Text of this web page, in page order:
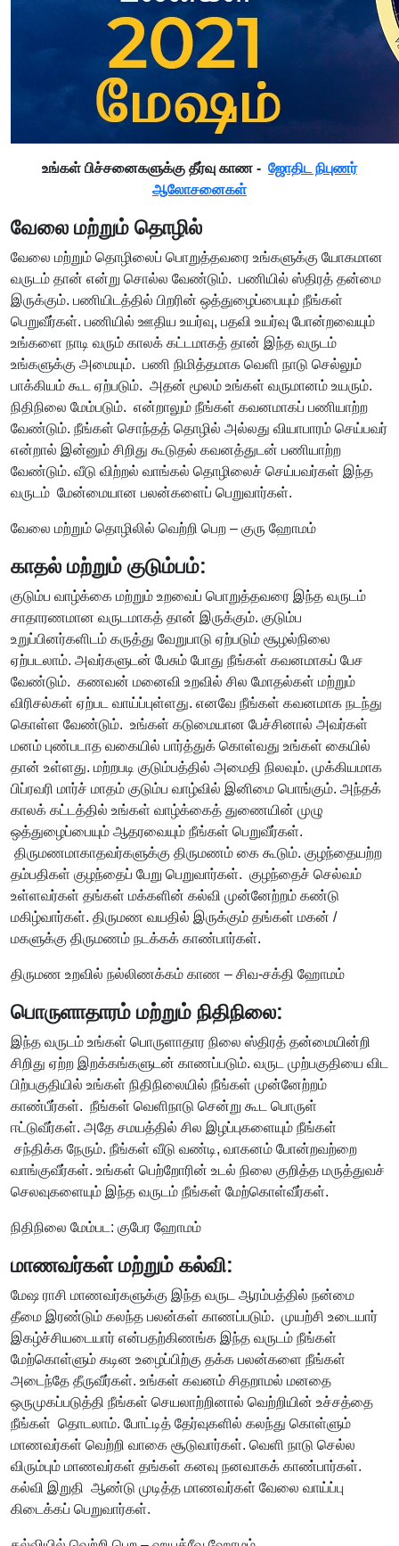
உங்கள் பிச்சனைகளுக்கு தீர்வு காண - ஜோதிட நிபுணர்
ஆலோசனைகள்
வேலை மற்றும் தொழில்
வேலை மற்றும் தொழிலைப் பொறுத்தவரை உங்களுக்கு யோகமான
வருடம் தான் என்று சொல்ல வேண்டும். பணியில் ஸ்திரத் தன்மை
இருக்கும். பணியிடத்தில் பிறரின் ஒத்துழைப்பையும் நீங்கள்
பெறுவீர்கள். பணியில் ஊதிய உயர்வு, பதவி உயர்வு போன்றவையும்
உங்களை நாடி வரும் காலக் கட்டமாகத் தான் இந்த வருடம்
உங்களுக்கு அமையும். பணி நிமித்தமாக வெளி நாடு செல்லும்
பாக்கியம் கூட ஏற்படும். அதன் மூலம் உங்கள் வருமானம் உயரும்.
நிதிநிலை மேம்படும். என்றாலும் நீங்கள் கவனமாகப் பணியாற்ற
வேண்டும். நீங்கள் சொந்தத் தொழில் அல்லது வியாபாரம் செய்பவர்
என்றால் இன்னும் சிறிது கூடுதல் கவனத்துடன் பணியாற்ற
வேண்டும். வீடு விற்றல் வாங்கல் தொழிலைச் செய்பவர்கள் இந்த
வருடம் மேன்மையான பலன்களைப் பெறுவார்கள்.
வேலை மற்றும் தொழிலில் வெற்றி பெற – குரு ஹோமம்
காதல் மற்றும் குடும்பம்:
குடும்ப வாழ்க்கை மற்றும் உறவைப் பொறுத்தவரை இந்த வருடம்
சாதாரணமான வருடமாகத் தான் இருக்கும். குடும்ப
உறுப்பினர்களிடம் கருத்து வேறுபாடு ஏற்படும் சூழல்நிலை
ஏற்படலாம். அவர்களுடன் பேசும் போது நீங்கள் கவனமாகப் பேச
வேண்டும். கணவன் மனைவி உறவில் சில மோதல்கள் மற்றும்
விரிசல்கள் ஏற்பட வாய்ப்புள்ளது. எனவே நீங்கள் கவனமாக நடந்து
கொள்ள வேண்டும். உங்கள் கடுமையான பேச்சினால் அவர்கள்
மனம் புண்படாத வகையில் பார்த்துக் கொள்வது உங்கள் கையில்
தான் உள்ளது. மற்றபடி குடும்பத்தில் அமைதி நிலவும். முக்கியமாக
பிப்ரவரி மார்ச் மாதம் குடும்ப வாழ்வில் இனிமை பொங்கும். அந்தக்
காலக் கட்டத்தில் உங்கள் வாழ்க்கைத் துணையின் முழு
ஒத்துழைப்பையும் ஆதரவையும் நீங்கள் பெறுவீர்கள்.
திருமணமாகாதவர்களுக்கு திருமணம் கை கூடும். குழந்தையற்ற
தம்பதிகள் குழந்தைப் பேறு பெறுவார்கள். குழந்தைச் செல்வம்
உள்ளவர்கள் தங்கள் மக்களின் கல்வி முன்னேற்றம் கண்டு
மகிழ்வார்கள். திருமண வயதில் இருக்கும் தங்கள் மகன் /
மகளுக்கு திருமணம் நடக்கக் காண்பார்கள்.
திருமண உறவில் நல்லிணக்கம் காண – சிவ-சக்தி ஹோமம்
பொருளாதாரம் மற்றும் நிதிநிலை:
இந்த வருடம் உங்கள் பொருளாதார நிலை ஸ்திரத் தன்மையின்றி
சிறிது ஏற்ற இறக்கங்களுடன் காணப்படும். வருட முற்பகுதியை விட
பிற்பகுதியில் உங்கள் நிதிநிலையில் நீங்கள் முன்னேற்றம்
காண்பீர்கள். நீங்கள் வெளிநாடு சென்று கூட பொருள்
ஈட்டுவீர்கள். அதே சமயத்தில் சில இழப்புகளையும் நீங்கள்
சந்திக்க நேரும். நீங்கள் வீடு வண்டி, வாகனம் போன்றவற்றை
வாங்குவீர்கள். உங்கள் பெற்றோரின் உடல் நிலை குறித்த மருத்துவச்
செலவுகளையும் இந்த வருடம் நீங்கள் மேற்கொள்வீர்கள்.
நிதிநிலை மேம்பட: குபேர ஹோமம்
மாணவர்கள் மற்றும் கல்வி:
மேஷ ராசி மாணவர்களுக்கு இந்த வருட ஆரம்பத்தில் நன்மை
தீமை இரண்டும் கலந்த பலன்கள் காணப்படும். முயற்சி உடையார்
இகழ்ச்சியடையார் என்பதற்கிணங்க இந்த வருடம் நீங்கள்
மேற்கொள்ளும் கடின உழைப்பிற்கு தக்க பலன்களை நீங்கள்
அடைந்தே தீருவீர்கள். உங்கள் கவனம் சிதறாமல் மனதை
ஒருமுகப்படுத்தி நீங்கள் செயலாற்றினால் வெற்றியின் உச்சத்தை
நீங்கள் தொடலாம். போட்டித் தேர்வுகளில் கலந்து கொள்ளும்
மாணவர்கள் வெற்றி வாகை சூடுவார்கள். வெளி நாடு செல்ல
விரும்பும் மாணவர்கள் தங்கள் கனவு நனவாகக் காண்பார்கள்.
கல்வி இறுதி ஆண்டு முடித்த மாணவர்கள் வேலை வாய்ப்பு
கிடைக்கப் பெறுவார்கள்.